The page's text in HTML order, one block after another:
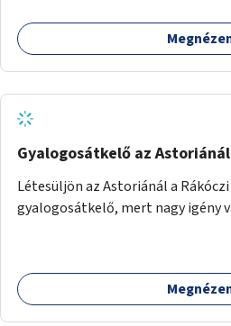
civil/szakmai szervezeti
segítségen, biztonságnyújtáson
szemléletformálást is céljának
Gyalogosátkelő az Astoriánál
Létesüljön az Astoriánál a
gyalogosátkelő, mert nagy igény